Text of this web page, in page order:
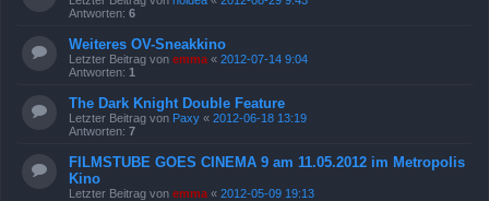
Antworten: 6
Weiteres OV-Sneakkino
Letzter Beitrag von emma « 2012-07-14 9:04
Antworten: 1
The Dark Knight Double Feature
Letzter Beitrag von Paxy « 2012-06-18 13:19
Antworten: 7
FILMSTUBE GOES CINEMA 9 am 11.05.2012 im Metropolis
Kino
Letzter Beitrag von emma « 2012-05-09 19:13